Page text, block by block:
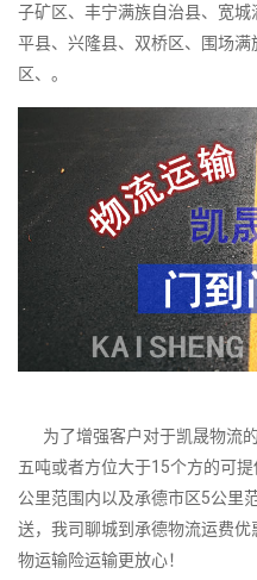
子矿区、丰宁满族自治县、宽
平县、兴隆县、双桥区、围场
区、。
为了增强客户对于凯晟物流
五吨或者方位大于15个方的可
公里范围内以及承德市区5公里
送，我司聊城到承德物流运费
物运输险运输更放心！